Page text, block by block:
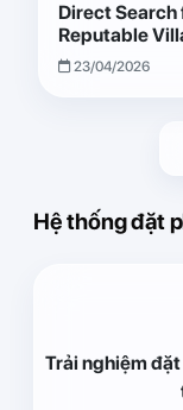
Direct Search
Reputable
Brand with
Effective
23/04/2026
Hệ thống đặt
Trải nghiệm